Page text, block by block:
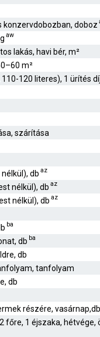
konzervdobozban, doboz
aw
lakás, havi bér, m²
m²
120 literes), 1 ürítés
szárítása
db az
nélkül), db az
nélkül), db az
ba
db ba
db
tanfolyam
db
részére, vasárnap,db
főre, 1 éjszaka, hétvége,